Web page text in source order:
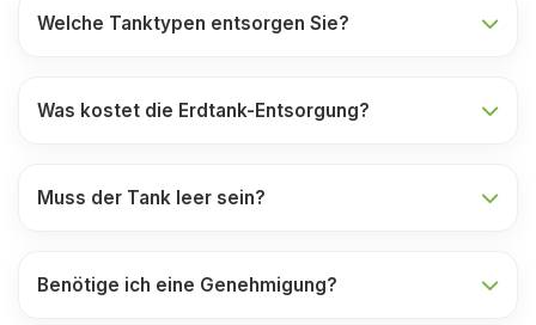
Welche Tanktypen entsorgen Sie?
Was kostet die Erdtank-Entsorgung?
Muss der Tank leer sein?
Benötige ich eine Genehmigung?